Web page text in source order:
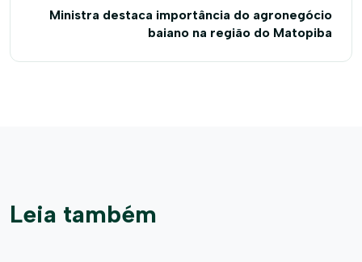
Ministra destaca importância do agronegócio
baiano na região do Matopiba
Leia também